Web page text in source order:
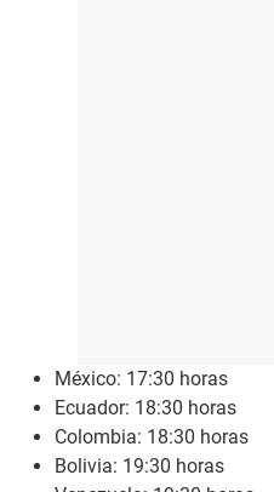
México: 17:30 horas
Ecuador: 18:30 horas
Colombia: 18:30 horas
Bolivia: 19:30 horas